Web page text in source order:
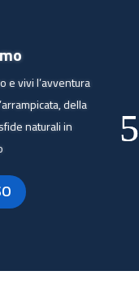
e vivi l’avventura
della
naturali in